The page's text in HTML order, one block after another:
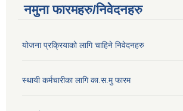
नमुना फारमहरु/निवेदनहरु
योजना प्रक्रियाको लागि चाहिने निवेदनहरु
स्थायी कर्मचारीका लागि का.स.मु फारम